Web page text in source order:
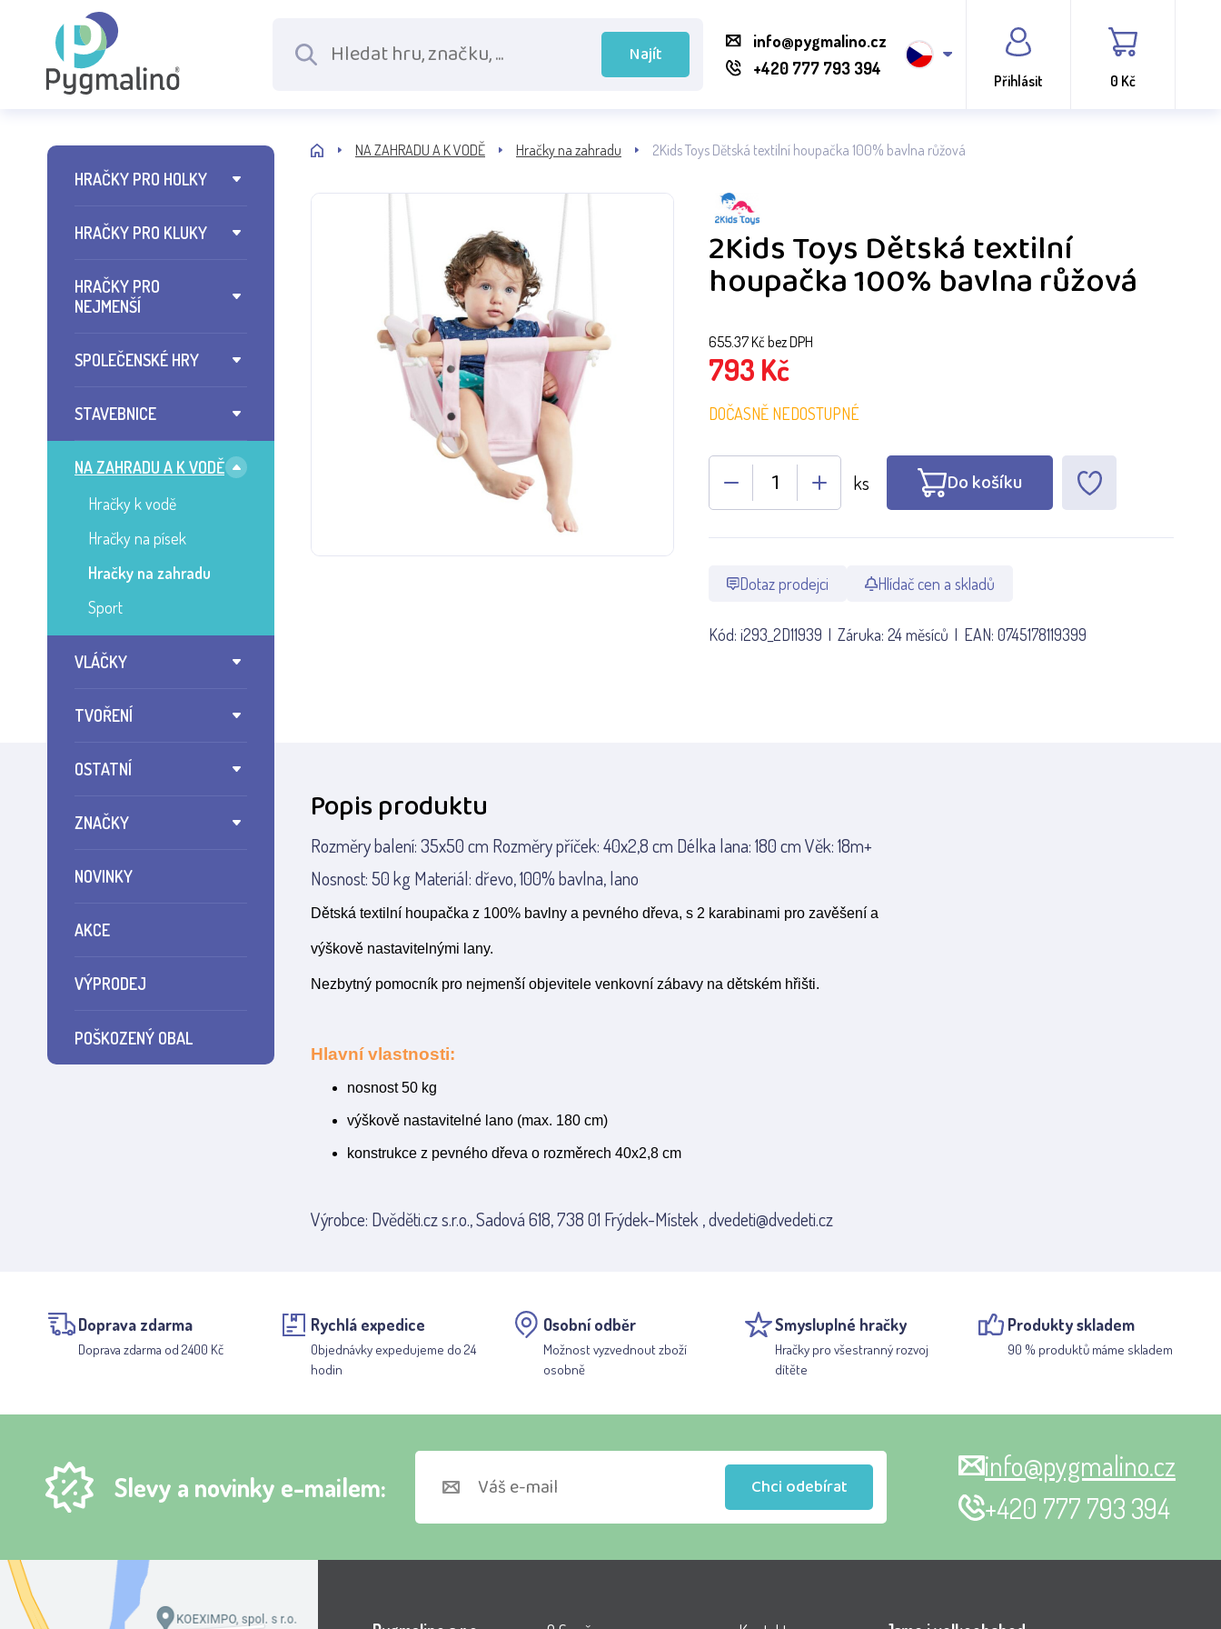
Najít
info@pygmalino.cz
+420 777 793 394
Přihlásit 0 Kč
HRAČKY PRO HOLKY
HRAČKY PRO KLUKY
HRAČKY PRO
NEJMENŠÍ
SPOLEČENSKÉ HRY
STAVEBNICE
NA ZAHRADU A K VODĚ
Hračky k vodě
Hračky na písek
Hračky na zahradu
Sport
VLÁČKY
TVOŘENÍ
OSTATNÍ
ZNAČKY
NOVINKY
AKCE
VÝPRODEJ
POŠKOZENÝ OBAL
NA ZAHRADU A K VODĚ Hračky na zahradu 2Kids Toys Dětská textilní houpačka 100% bavlna růžová
2Kids Toys Dětská textilní
houpačka 100% bavlna růžová
655.37Kč bez DPH
793 Kč
DOČASNĚ NEDOSTUPNÉ
ks Do košíku
Dotaz prodejci Hlídač cen a skladů
Kód: i293_2D11939 Záruka: 24 měsíců EAN: 0745178119399
Popis produktu
Rozměry balení: 35x50 cm Rozměry příček: 40x2,8 cm Délka lana: 180 cm Věk: 18m+
Nosnost: 50 kg Materiál: dřevo, 100% bavlna, lano
Dětská textilní houpačka z 100% bavlny a pevného dřeva, s 2 karabinami pro zavěšení a
výškově nastavitelnými lany.
Nezbytný pomocník pro nejmenší objevitele venkovní zábavy na dětském hřišti.
Hlavní vlastnosti:
nosnost 50 kg
výškově nastavitelné lano (max. 180 cm)
konstrukce z pevného dřeva o rozměrech 40x2,8 cm
Výrobce: Dvěděti.cz s.r.o., Sadová 618, 738 01 Frýdek-Místek , dvedeti@dvedeti.cz
Doprava zdarma
Doprava zdarma od 2400 Kč
Rychlá expedice
Objednávky expedujeme do 24
hodin
Osobní odběr
Možnost vyzvednout zboží
osobně
Smysluplné hračky
Hračky pro všestranný rozvoj
dítěte
Produkty skladem
90 % produktů máme skladem
Slevy a novinky e-mailem: Chci odebírat
info@pygmalino.cz
+420 777 793 394